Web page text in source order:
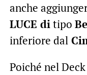
anche
LUCE ditipo
inferiore dal
Poiché nel